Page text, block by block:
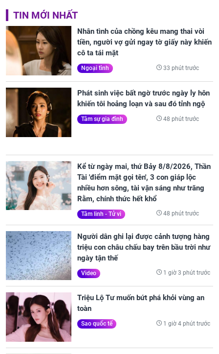
TIN MỚI NHẤT
Nhân tình của chồng kêu mang thai vòi
tiền, người vợ gửi ngay tờ giấy này khiến
cô ta tái mặt
Ngoại tình 33 phút trước
Phát sinh việc bất ngờ trước ngày ly hôn
khiến tôi hoảng loạn và sau đó tỉnh ngộ
Tâm sự gia đình 48 phút trước
Kể từ ngày mai, thứ Bảy 8/8/2026, Thần
Tài 'điểm mặt gọi tên', 3 con giáp lộc
nhiều hơn sông, tài vận sáng như trăng
Rằm, chính thức hết khổ
Tâm linh - Tử vi 48 phút trước
Người dân ghi lại được cảnh tượng hàng
triệu con châu chấu bay trên bầu trời như
ngày tận thế
Video 1 giờ 3 phút trước
Triệu Lộ Tư muốn bứt phá khỏi vùng an
toàn
Sao quốc tế 1 giờ 4 phút trước